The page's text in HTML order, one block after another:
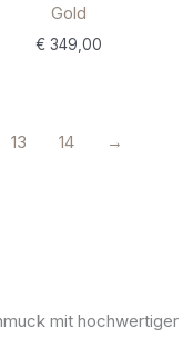
Gold
€ 349,00
13 14 →
mit hochwertiger